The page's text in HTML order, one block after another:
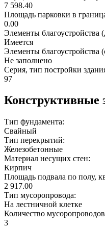
7 598.40
Площадь парковки в
0.00
Элементы благоустройства
Имеется
Элементы благоустройства
Не заполнено
Серия, тип постройки
97
Конструктивные
Тип фундамента:
Свайный
Тип перекрытий:
Железобетонные
Материал несущих стен:
Кирпич
Площадь подвала по полу,
2 917.00
Тип мусоропровода:
На лестничной клетке
Количество
3